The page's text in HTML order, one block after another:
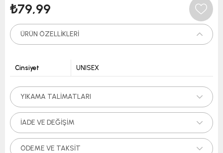
₺79,99
ÜRÜN ÖZELLIKLERI
Cinsiyet UNISEX
YIKAMA TALIMATLARI
İADE VE DEĞIŞIM
ÖDEME VE TAKSIT